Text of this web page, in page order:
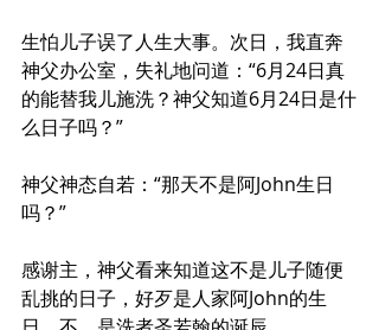
生怕儿子误了人生大事。次日，我直奔
神父办公室，失礼地问道：“6月24日真
的能替我儿施洗？神父知道6月24日是什
么日子吗？”
神父神态自若：“那天不是阿John生日
吗？”
感谢主，神父看来知道这不是儿子随便
乱挑的日子，好歹是人家阿John的生